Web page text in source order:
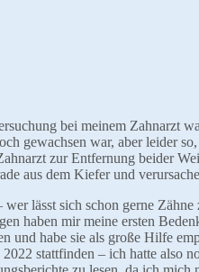
bei meinem Zahnarzt
gewachsen war, aber leider
zur Entfernung beider
aus dem Kiefer und
lässt sich schon gerne
haben mir meine ersten
und habe sie als große Hilfe
stattfinden – ich hatte also